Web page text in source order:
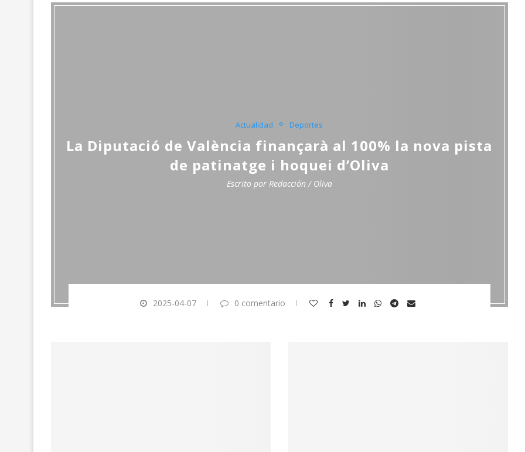
Actualidad Deportes
La Diputació de València finançarà al 100% la nova pista
de patinatge i hoquei d’Oliva
Escrito por Redacción / Oliva
2025-04-07 0 comentario